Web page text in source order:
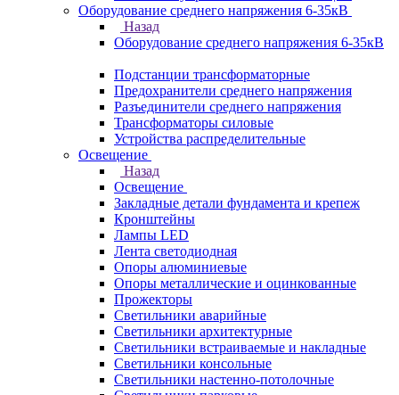
Оборудование среднего напряжения 6-35кВ
Назад
Оборудование среднего напряжения 6-35кВ
Подстанции трансформаторные
Предохранители среднего напряжения
Разъединители среднего напряжения
Трансформаторы силовые
Устройства распределительные
Освещение
Назад
Освещение
Закладные детали фундамента и крепеж
Кронштейны
Лампы LED
Лента светодиодная
Опоры алюминиевые
Опоры металлические и оцинкованные
Прожекторы
Светильники аварийные
Светильники архитектурные
Светильники встраиваемые и накладные
Светильники консольные
Светильники настенно-потолочные